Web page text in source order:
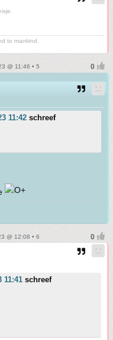
to mankind.
@ 11:46 • 5
11:42 schreef
@ 12:08 • 6
11:41 schreef